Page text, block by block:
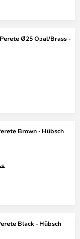
Ø25 Opal/Brass -
Brown - Hübsch
Black - Hübsch